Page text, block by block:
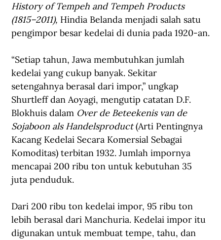
History of Tempeh and Tempeh Products
(1815–2011), Hindia Belanda menjadi salah satu
pengimpor besar kedelai di dunia pada 1920-an.
“Setiap tahun, Jawa membutuhkan jumlah
kedelai yang cukup banyak. Sekitar
setengahnya berasal dari impor,” ungkap
Shurtleff dan Aoyagi, mengutip catatan D.F.
Blokhuis dalam Over de Beteekenis van de
Sojaboon als Handelsproduct (Arti Pentingnya
Kacang Kedelai Secara Komersial Sebagai
Komoditas) terbitan 1932. Jumlah impornya
mencapai 200 ribu ton untuk kebutuhan 35
juta penduduk.
Dari 200 ribu ton kedelai impor, 95 ribu ton
lebih berasal dari Manchuria. Kedelai impor itu
digunakan untuk membuat tempe, tahu, dan